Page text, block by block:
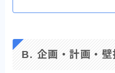
B. 企画・計画・壁